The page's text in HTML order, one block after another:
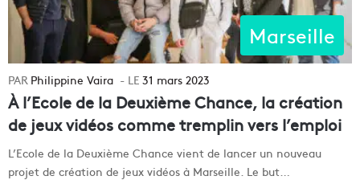
Marseille
Philippine Vaira 31 mars 2023
À l’Ecole de la Deuxième Chance, la création
de jeux vidéos comme tremplin vers l’emploi
L’Ecole de la Deuxième Chance vient de lancer un nouveau
projet de création de jeux vidéos à Marseille. Le but…